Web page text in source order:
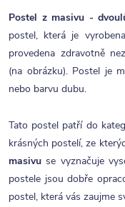
Postel z masivu -
postel, která je
provedena zdravotně
(na obrázku). Postel je
nebo barvu dubu.
Tato postel patří do
krásných postelí, ze
masivu se vyznačuje
postele jsou dobře
postel, která vás zaujme